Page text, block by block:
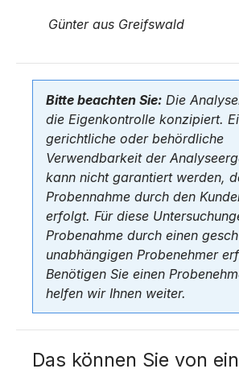
Günter aus Greifswald
Bitte beachten Sie: Die
die Eigenkontrolle konzipiert.
gerichtliche oder behördliche
Verwendbarkeit der
kann nicht garantiert werden,
Probennahme durch den
erfolgt. Für diese
Probenahme durch einen
unabhängigen Probenehmer
Benötigen Sie einen
helfen wir Ihnen weiter.
Das können Sie von